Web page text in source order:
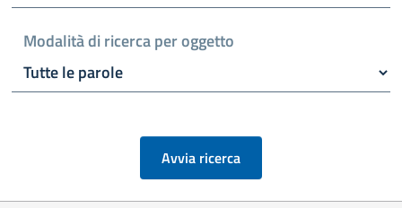
Modalità di ricerca per oggetto